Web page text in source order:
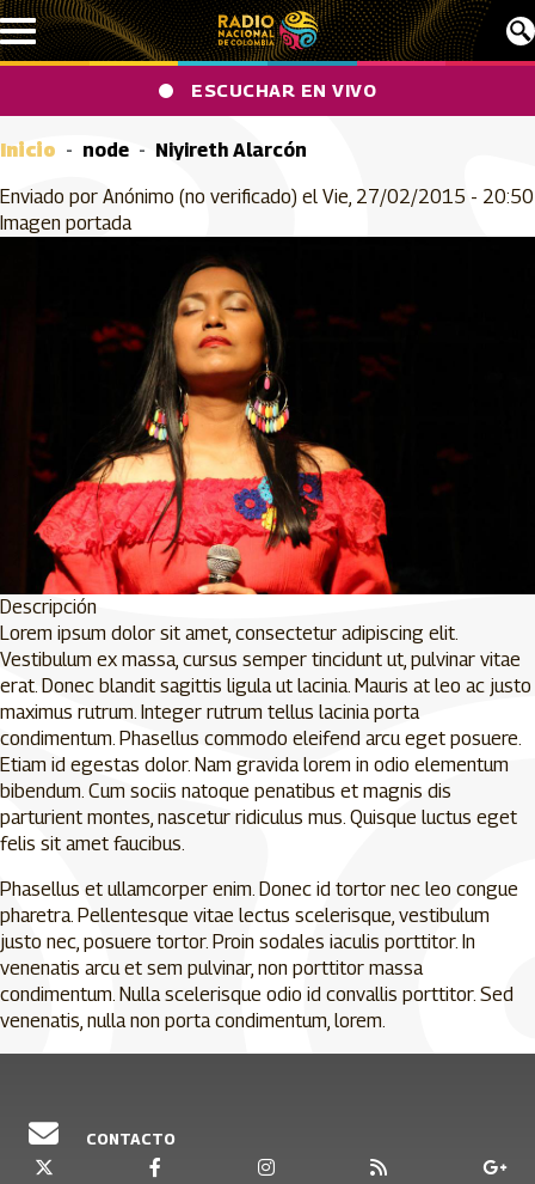
Pasar al contenido principal
ESCUCHAR EN VIVO
Inicio node Niyireth Alarcón
Enviado por Anónimo (no verificado) el Vie, 27/02/2015 - 20:50
Imagen portada
Descripción
Lorem ipsum dolor sit amet, consectetur adipiscing elit.
Vestibulum ex massa, cursus semper tincidunt ut, pulvinar vitae
erat. Donec blandit sagittis ligula ut lacinia. Mauris at leo ac justo
maximus rutrum. Integer rutrum tellus lacinia porta
condimentum. Phasellus commodo eleifend arcu eget posuere.
Etiam id egestas dolor. Nam gravida lorem in odio elementum
bibendum. Cum sociis natoque penatibus et magnis dis
parturient montes, nascetur ridiculus mus. Quisque luctus eget
felis sit amet faucibus.
Phasellus et ullamcorper enim. Donec id tortor nec leo congue
pharetra. Pellentesque vitae lectus scelerisque, vestibulum
justo nec, posuere tortor. Proin sodales iaculis porttitor. In
venenatis arcu et sem pulvinar, non porttitor massa
condimentum. Nulla scelerisque odio id convallis porttitor. Sed
venenatis, nulla non porta condimentum, lorem.
CONTACTO